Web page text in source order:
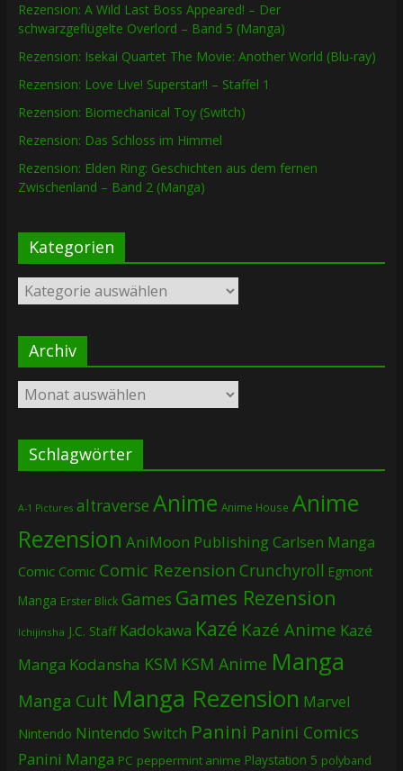
Rezension: A Wild Last Boss Appeared! – Der
schwarzgeflügelte Overlord – Band 5 (Manga)
Rezension: Isekai Quartet The Movie: Another World (Blu-ray)
Rezension: Love Live! Superstar!! – Staffel 1
Rezension: Biomechanical Toy (Switch)
Rezension: Das Schloss im Himmel
Rezension: Elden Ring: Geschichten aus dem fernen
Zwischenland – Band 2 (Manga)
Kategorien
Kategorien
Archiv
Archiv
Schlagwörter
A-1 Pictures altraverse Anime Anime House Anime
Rezension AniMoon PublishingCarlsen Manga
Comic Comic Comic Rezension Crunchyroll Egmont
Manga Erster Blick Games Games Rezension
Ichijinsha J.C. Staff Kadokawa Kazé Kazé Anime Kazé
Manga Kodansha KSM KSM Anime Manga
Manga Cult Manga Rezension Marvel
Nintendo Nintendo Switch Panini Panini Comics
Panini Manga PC peppermint anime Playstation 5 polyband